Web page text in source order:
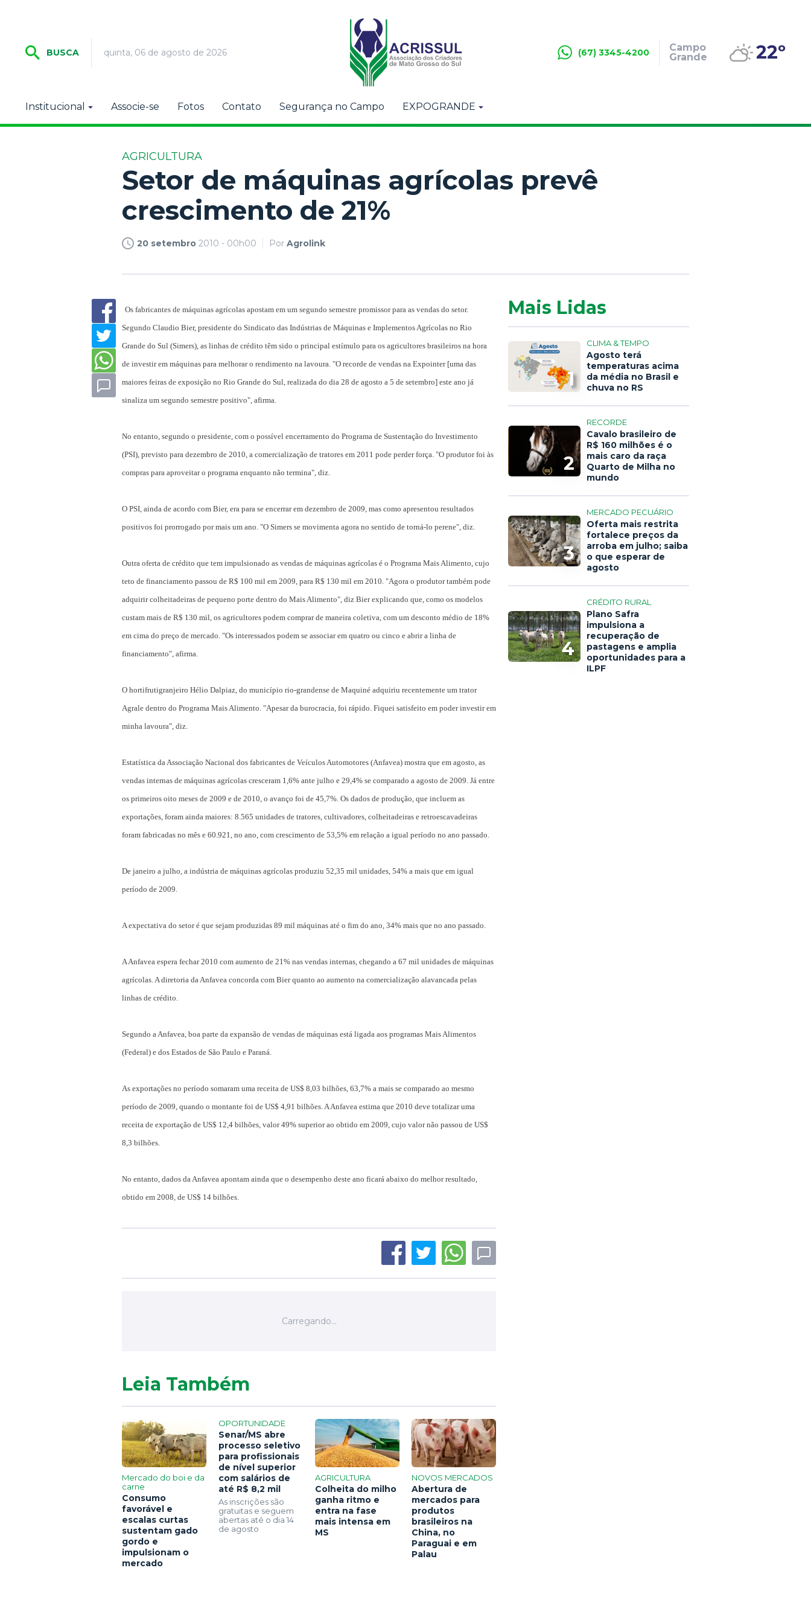
BUSCA quinta, 06 de agosto de 2026 (67) 3345-4200
Campo
Grande
22º
Institucional Associe-se Fotos Contato Segurança no Campo EXPOGRANDE
AGRICULTURA
Setor de máquinas agrícolas prevê
crescimento de 21%
20 setembro 2010 - 00h00 Por Agrolink
Os fabricantes de máquinas agrícolas apostam em um segundo semestre promissor para as vendas do setor.
Segundo Claudio Bier, presidente do Sindicato das Indústrias de Máquinas e Implementos Agrícolas no Rio
Grande do Sul (Simers), as linhas de crédito têm sido o principal estímulo para os agricultores brasileiros na hora
de investir em máquinas para melhorar o rendimento na lavoura. "O recorde de vendas na Expointer [uma das
maiores feiras de exposição no Rio Grande do Sul, realizada do dia 28 de agosto a 5 de setembro] este ano já
sinaliza um segundo semestre positivo", afirma.
No entanto, segundo o presidente, com o possível encerramento do Programa de Sustentação do Investimento
(PSI), previsto para dezembro de 2010, a comercialização de tratores em 2011 pode perder força. "O produtor foi às
compras para aproveitar o programa enquanto não termina", diz.
O PSI, ainda de acordo com Bier, era para se encerrar em dezembro de 2009, mas como apresentou resultados
positivos foi prorrogado por mais um ano. "O Simers se movimenta agora no sentido de torná-lo perene", diz.
Outra oferta de crédito que tem impulsionado as vendas de máquinas agrícolas é o Programa Mais Alimento, cujo
teto de financiamento passou de R$ 100 mil em 2009, para R$ 130 mil em 2010. "Agora o produtor também pode
adquirir colheitadeiras de pequeno porte dentro do Mais Alimento", diz Bier explicando que, como os modelos
custam mais de R$ 130 mil, os agricultores podem comprar de maneira coletiva, com um desconto médio de 18%
em cima do preço de mercado. "Os interessados podem se associar em quatro ou cinco e abrir a linha de
financiamento", afirma.
O hortifrutigranjeiro Hélio Dalpiaz, do município rio-grandense de Maquiné adquiriu recentemente um trator
Agrale dentro do Programa Mais Alimento. "Apesar da burocracia, foi rápido. Fiquei satisfeito em poder investir em
minha lavoura", diz.
Estatística da Associação Nacional dos fabricantes de Veículos Automotores (Anfavea) mostra que em agosto, as
vendas internas de máquinas agrícolas cresceram 1,6% ante julho e 29,4% se comparado a agosto de 2009. Já entre
os primeiros oito meses de 2009 e de 2010, o avanço foi de 45,7%. Os dados de produção, que incluem as
exportações, foram ainda maiores: 8.565 unidades de tratores, cultivadores, colheitadeiras e retroescavadeiras
foram fabricadas no mês e 60.921, no ano, com crescimento de 53,5% em relação a igual período no ano passado.
De janeiro a julho, a indústria de máquinas agrícolas produziu 52,35 mil unidades, 54% a mais que em igual
período de 2009.
A expectativa do setor é que sejam produzidas 89 mil máquinas até o fim do ano, 34% mais que no ano passado.
A Anfavea espera fechar 2010 com aumento de 21% nas vendas internas, chegando a 67 mil unidades de máquinas
agrícolas. A diretoria da Anfavea concorda com Bier quanto ao aumento na comercialização alavancada pelas
linhas de crédito.
Segundo a Anfavea, boa parte da expansão de vendas de máquinas está ligada aos programas Mais Alimentos
(Federal) e dos Estados de São Paulo e Paraná.
As exportações no período somaram uma receita de US$ 8,03 bilhões, 63,7% a mais se comparado ao mesmo
período de 2009, quando o montante foi de US$ 4,91 bilhões. A Anfavea estima que 2010 deve totalizar uma
receita de exportação de US$ 12,4 bilhões, valor 49% superior ao obtido em 2009, cujo valor não passou de US$
8,3 bilhões.
No entanto, dados da Anfavea apontam ainda que o desempenho deste ano ficará abaixo do melhor resultado,
obtido em 2008, de US$ 14 bilhões.
Mais Lidas
1
CLIMA & TEMPO
Agosto terá
temperaturas acima
da média no Brasil e
chuva no RS
2
RECORDE
Cavalo brasileiro de
R$ 160 milhões é o
mais caro da raça
Quarto de Milha no
mundo
3
MERCADO PECUÁRIO
Oferta mais restrita
fortalece preços da
arroba em julho; saiba
o que esperar de
agosto
4
CRÉDITO RURAL
Plano Safra
impulsiona a
recuperação de
pastagens e amplia
oportunidades para a
ILPF
Leia Também
Mercado do boi e da
carne
Consumo
favorável e
escalas curtas
sustentam gado
gordo e
impulsionam o
mercado
OPORTUNIDADE
Senar/MS abre
processo seletivo
para profissionais
de nível superior
com salários de
até R$ 8,2 mil
As inscrições são
gratuitas e seguem
abertas até o dia 14
de agosto
AGRICULTURA
Colheita do milho
ganha ritmo e
entra na fase
mais intensa em
MS
NOVOS MERCADOS
Abertura de
mercados para
produtos
brasileiros na
China, no
Paraguai e em
Palau